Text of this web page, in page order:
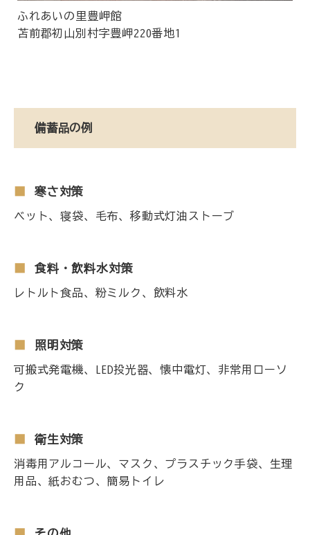
ふれあいの里豊岬館
苫前郡初山別村字豊岬220番地1
備蓄品の例
寒さ対策
ベット、寝袋、毛布、移動式灯油ストーブ
食料・飲料水対策
レトルト食品、粉ミルク、飲料水
照明対策
可搬式発電機、LED投光器、懐中電灯、非常用ローソ
ク
衛生対策
消毒用アルコール、マスク、プラスチック手袋、生理
用品、紙おむつ、簡易トイレ